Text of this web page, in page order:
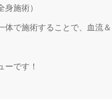
施術）
で施術することで、血流＆
です！